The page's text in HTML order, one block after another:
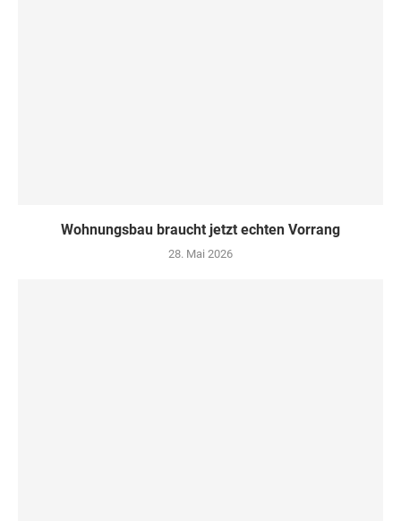
Wohnungsbau braucht jetzt echten Vorrang
28. Mai 2026